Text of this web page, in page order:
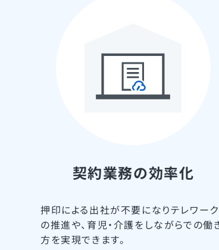
契約業務の効率化
押印による出社が不要になりテレワーク
の推進や、育児・介護をしながらでの働
方を実現できます。